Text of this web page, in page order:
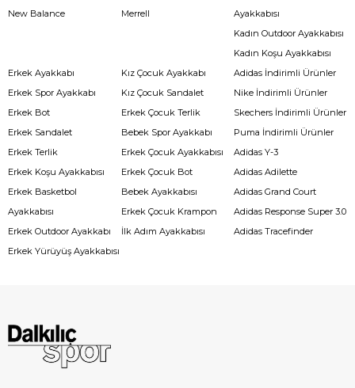
New Balance
Merrell
Ayakkabısı
Kadın Outdoor Ayakkabısı
Kadın Koşu Ayakkabısı
Erkek Ayakkabı
Erkek Spor Ayakkabı
Erkek Bot
Erkek Sandalet
Erkek Terlik
Erkek Koşu Ayakkabısı
Erkek Basketbol
Ayakkabısı
Erkek Outdoor Ayakkabı
Erkek Yürüyüş Ayakkabısı
Kız Çocuk Ayakkabı
Kız Çocuk Sandalet
Erkek Çocuk Terlik
Bebek Spor Ayakkabı
Erkek Çocuk Ayakkabısı
Erkek Çocuk Bot
Bebek Ayakkabısı
Erkek Çocuk Krampon
İlk Adım Ayakkabısı
Adidas İndirimli Ürünler
Nike İndirimli Ürünler
Skechers İndirimli Ürünler
Puma İndirimli Ürünler
Adidas Y-3
Adidas Adilette
Adidas Grand Court
Adidas Response Super 3.0
Adidas Tracefinder